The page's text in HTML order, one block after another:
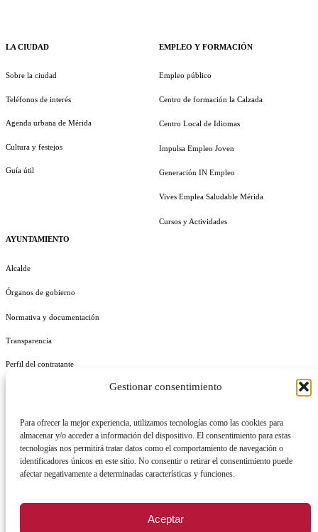
Gestionar consentimiento
Para ofrecer la mejor experiencia, utilizamos tecnologías como las cookies para
almacenar y/o acceder a información del dispositivo. El consentimiento para estas
tecnologías nos permitirá tratar datos como el comportamiento de navegación o
identificadores únicos en este sitio. No consentir o retirar el consentimiento puede
afectar negativamente a determinadas características y funciones.
Aceptar
LA CIUDAD
Sobre la ciudad
Teléfonos de interés
Agenda urbana de Mérida
Cultura y festejos
Guía útil
AYUNTAMIENTO
Alcalde
Órganos de gobierno
Normativa y documentación
Transparencia
Perfil del contratante
EMPLEO Y FORMACIÓN
Empleo público
Centro de formación la Calzada
Centro Local de Idiomas
Impulsa Empleo Joven
Generación IN Empleo
Vives Emplea Saludable Mérida
Cursos y Actividades
REGISTRO DE ACTIVIDADES DE TRATAMIENTO